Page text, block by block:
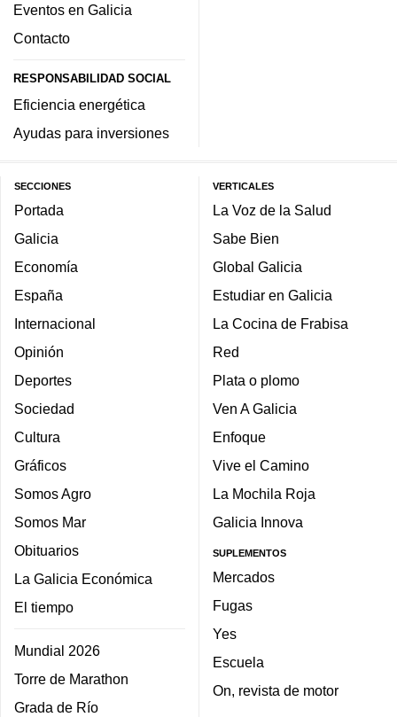
Eventos en Galicia
Contacto
RESPONSABILIDAD SOCIAL
Eficiencia energética
Ayudas para inversiones
SECCIONES
Portada
Galicia
Economía
España
Internacional
Opinión
Deportes
Sociedad
Cultura
Gráficos
Somos Agro
Somos Mar
Obituarios
La Galicia Económica
El tiempo
Mundial 2026
Torre de Marathon
Grada de Río
VERTICALES
La Voz de la Salud
Sabe Bien
Global Galicia
Estudiar en Galicia
La Cocina de Frabisa
Red
Plata o plomo
Ven A Galicia
Enfoque
Vive el Camino
La Mochila Roja
Galicia Innova
SUPLEMENTOS
Mercados
Fugas
Yes
Escuela
On, revista de motor